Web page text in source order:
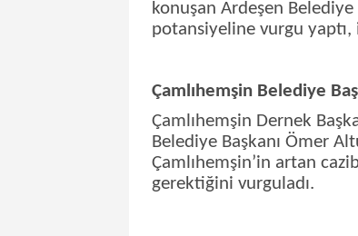
konuşan Ardeşen
potansiyeline vurgu
Çamlıhemşin Belediye
Çamlıhemşin Dernek
Belediye Başkanı Ömer
Çamlıhemşin’in artan
gerektiğini vurguladı.